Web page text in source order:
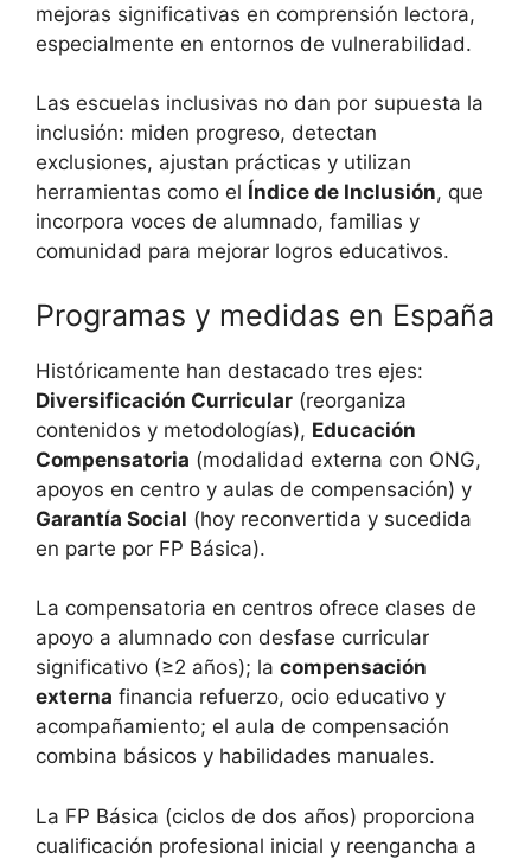
mejoras significativas en comprensión lectora,
especialmente en entornos de vulnerabilidad.
Las escuelas inclusivas no dan por supuesta la
inclusión: miden progreso, detectan
exclusiones, ajustan prácticas y utilizan
herramientas como el Índice de Inclusión, que
incorpora voces de alumnado, familias y
comunidad para mejorar logros educativos.
Programas y medidas en España
Históricamente han destacado tres ejes:
Diversificación Curricular (reorganiza
contenidos y metodologías), Educación
Compensatoria (modalidad externa con ONG,
apoyos en centro y aulas de compensación) y
Garantía Social (hoy reconvertida y sucedida
en parte por FP Básica).
La compensatoria en centros ofrece clases de
apoyo a alumnado con desfase curricular
significativo (≥2 años); la compensación
externa financia refuerzo, ocio educativo y
acompañamiento; el aula de compensación
combina básicos y habilidades manuales.
La FP Básica (ciclos de dos años) proporciona
cualificación profesional inicial y reengancha a